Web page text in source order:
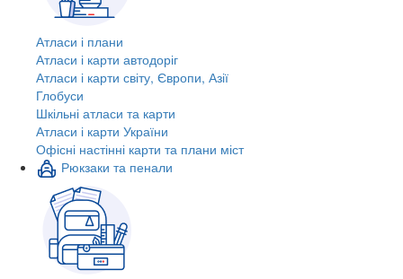
Атласи і плани
Атласи і карти автодоріг
Атласи і карти світу, Європи, Азії
Глобуси
Шкільні атласи та карти
Атласи і карти України
Офісні настінні карти та плани міст
Рюкзаки та пенали